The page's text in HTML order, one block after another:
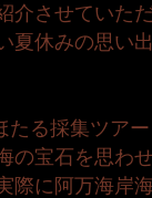
介させていた
夏休みの思い
たる採集ツアー
宝石を思わせ
に阿万海岸海